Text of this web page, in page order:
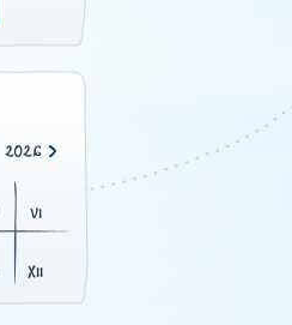
2026
VI
XII